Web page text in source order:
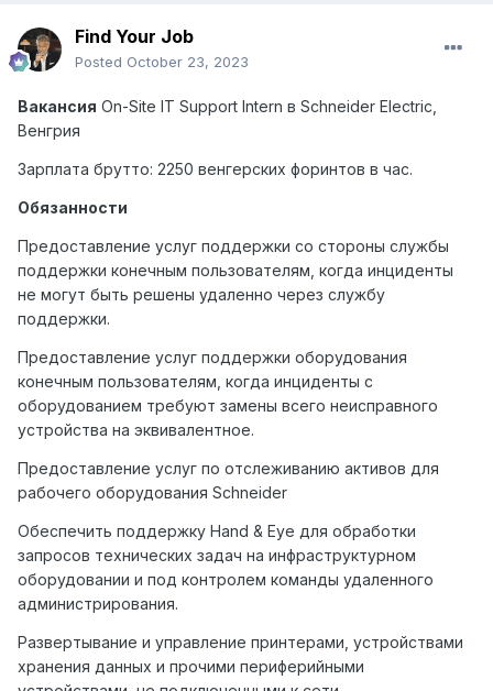
Find Your Job
Posted October 23, 2023
Вакансия On-Site IT Support Intern в Schneider Electric,
Венгрия
Зарплата брутто: 2250 венгерских форинтов в час.
Обязанности
Предоставление услуг поддержки со стороны службы
поддержки конечным пользователям, когда инциденты
не могут быть решены удаленно через службу
поддержки.
Предоставление услуг поддержки оборудования
конечным пользователям, когда инциденты с
оборудованием требуют замены всего неисправного
устройства на эквивалентное.
Предоставление услуг по отслеживанию активов для
рабочего оборудования Schneider
Обеспечить поддержку Hand & Eye для обработки
запросов технических задач на инфраструктурном
оборудовании и под контролем команды удаленного
администрирования.
Развертывание и управление принтерами, устройствами
хранения данных и прочими периферийными